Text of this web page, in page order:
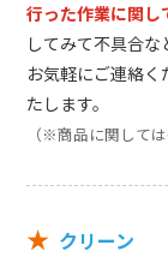
行った作業に関
してみて不具合な
お気軽にご連絡
たします。
（※商品に関して
★ クリーン